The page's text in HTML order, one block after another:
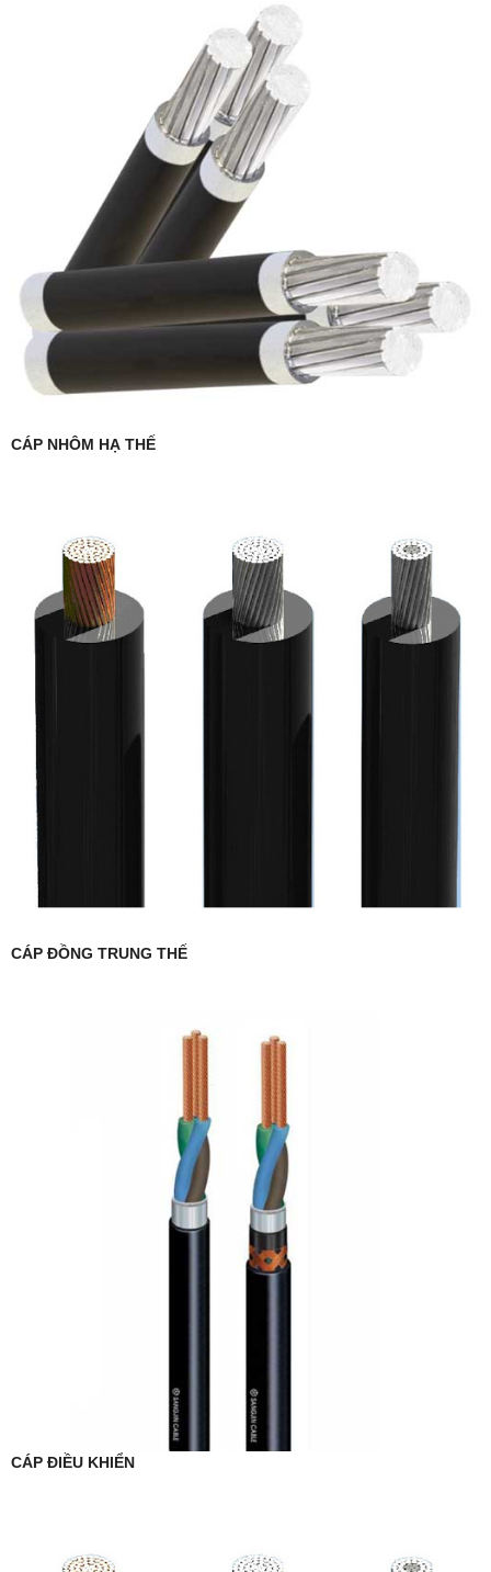
CÁP NHÔM HẠ THẾ
CÁP ĐỒNG TRUNG THẾ
CÁP ĐIỀU KHIỂN